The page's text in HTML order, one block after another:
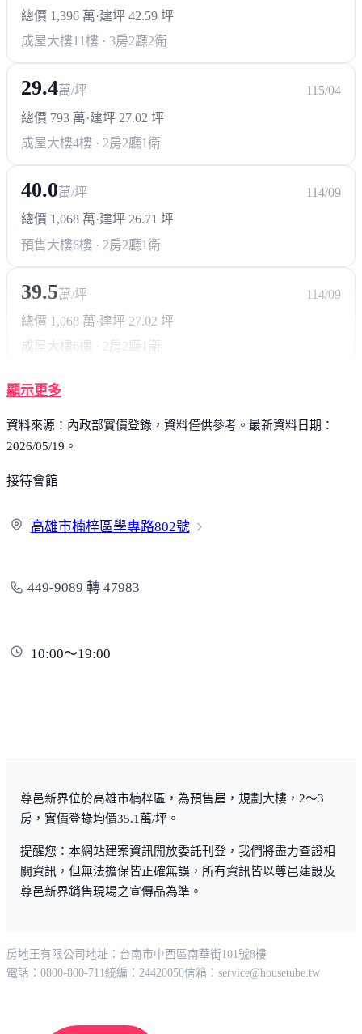
總價 1,396 萬·建坪 42.59 坪
成屋大樓11樓 · 3房2廳2衛
29.4萬/坪
115/04
總價 793 萬·建坪 27.02 坪
成屋大樓4樓 · 2房2廳1衛
40.0萬/坪
114/09
總價 1,068 萬·建坪 26.71 坪
預售大樓6樓 · 2房2廳1衛
39.5萬/坪
114/09
總價 1,068 萬 ·建坪 27.02 坪
成屋大樓6樓 · 2房2廳1衛
顯示更多
資料來源：內政部實價登錄，資料僅供參考。最新資料日期：
2026/05/19。
接待會館
高雄市楠梓區學專路802號
449-9089 轉 47983
10:00～19:00
尊邑新界位於高雄市楠梓區，為預售屋，規劃大樓，2～3
房，實價登錄均價35.1萬/坪。
提醒您：本網站建案資訊開放委託刊登，我們將盡力查證相
關資訊，但無法擔保皆正確無誤，所有資訊皆以尊邑建設及
尊邑新界銷售現場之宣傳品為準。
房地王有限公司 地址：台南市中西區南華街101號8樓
電話：0800-800-711統編：24420050信箱： service@housetube.tw